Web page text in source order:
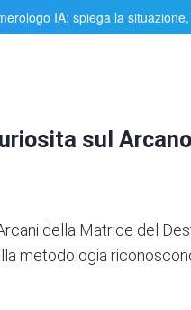
sul
della Matrice del
metodologia
IA: spiega la